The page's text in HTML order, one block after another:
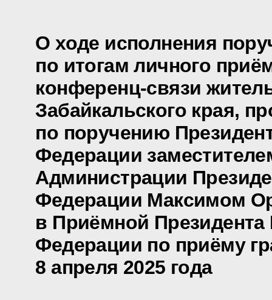
О ходе исполнения
по итогам личного
конференц-связи
Забайкальского края,
по поручению
Федерации
Администрации
Федерации Максимом
в Приёмной Президента
Федерации по приёму
8 апреля 2025 года